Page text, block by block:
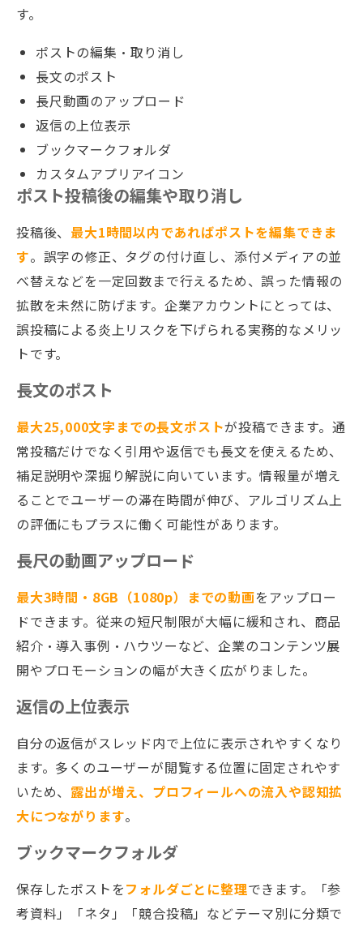
す。
ポストの編集・取り消し
長文のポスト
長尺動画のアップロード
返信の上位表示
ブックマークフォルダ
カスタムアプリアイコン
ポスト投稿後の編集や取り消し
投稿後、 最大1時間以内であればポストを編集できま
す。誤字の修正、タグの付け直し、添付メディアの並
べ替えなどを一定回数まで行えるため、誤った情報の
拡散を未然に防げます。企業アカウントにとっては、
誤投稿による炎上リスクを下げられる実務的なメリッ
トです。
長文のポスト
最大25,000文字までの長文ポストが投稿できます。通
常投稿だけでなく引用や返信でも長文を使えるため、
補足説明や深掘り解説に向いています。情報量が増え
ることでユーザーの滞在時間が伸び、アルゴリズム上
の評価にもプラスに働く可能性があります。
長尺の動画アップロード
最大3時間・8GB（1080p）までの動画をアップロー
ドできます。従来の短尺制限が大幅に緩和され、商品
紹介・導入事例・ハウツーなど、企業のコンテンツ展
開やプロモーションの幅が大きく広がりました。
返信の上位表示
自分の返信がスレッド内で上位に表示されやすくなり
ます。多くのユーザーが閲覧する位置に固定されやす
いため、 露出が増え、プロフィールへの流入や認知拡
大につながります。
ブックマークフォルダ
保存したポストをフォルダごとに整理できます。「参
考資料」「ネタ」「競合投稿」などテーマ別に分類で